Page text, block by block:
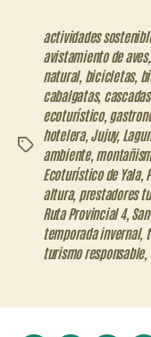
Etiquetas
actividades
avistamiento de aves,
natural, bicicletas,
cabalgatas, cascadas,
ecoturístico,
hotelera, Jujuy,
ambiente,
Ecoturístico de Yala,
altura, prestadores
Ruta Provincial 4,
temporada invernal,
turismo responsable,